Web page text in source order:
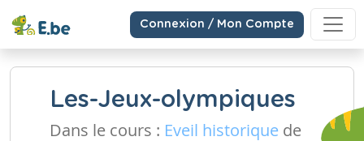
Connexion / Mon Compte
Les-Jeux-olympiques
Dans le cours : Eveil historique de